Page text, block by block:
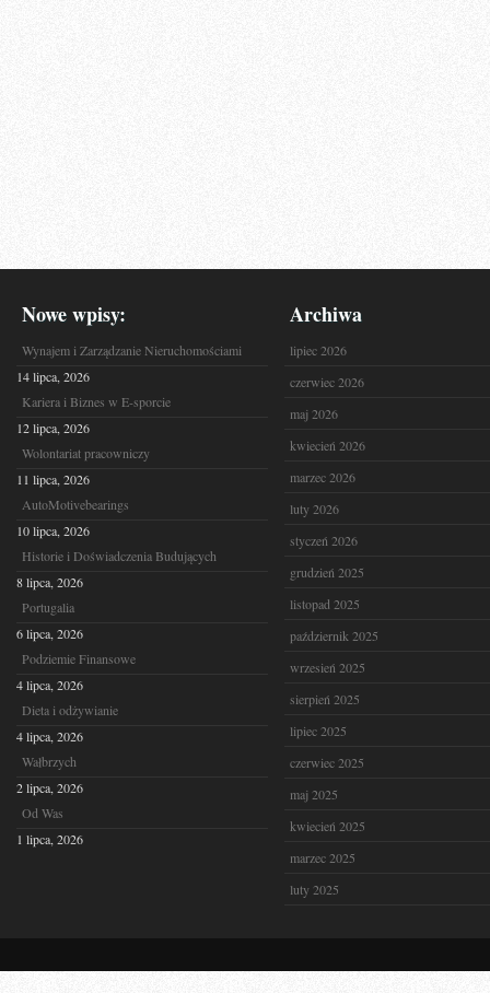
Nowe wpisy:
Wynajem i Zarządzanie Nieruchomościami
14 lipca, 2026
Kariera i Biznes w E-sporcie
12 lipca, 2026
Wolontariat pracowniczy
11 lipca, 2026
AutoMotivebearings
10 lipca, 2026
Historie i Doświadczenia Budujących
8 lipca, 2026
Portugalia
6 lipca, 2026
Podziemie Finansowe
4 lipca, 2026
Dieta i odżywianie
4 lipca, 2026
Wałbrzych
2 lipca, 2026
Od Was
1 lipca, 2026
Archiwa
lipiec 2026
czerwiec 2026
maj 2026
kwiecień 2026
marzec 2026
luty 2026
styczeń 2026
grudzień 2025
listopad 2025
październik 2025
wrzesień 2025
sierpień 2025
lipiec 2025
czerwiec 2025
maj 2025
kwiecień 2025
marzec 2025
luty 2025